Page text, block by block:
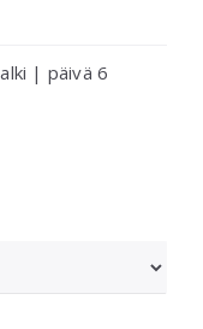
| päivä 6